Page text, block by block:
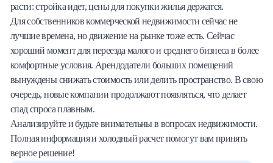
расти: стройка идет, цены для покупки жилья держатся.
Для собственников коммерческой недвижимости сейчас не
лучшие времена, но движение на рынке тоже есть. Сейчас
хороший момент для переезда малого и среднего бизнеса в более
комфортные условия. Арендодатели больших помещений
вынуждены снижать стоимость или делить пространство. В свою
очередь, новые компании продолжают появляться, что делает
спад спроса плавным.
Анализируйте и будьте внимательны в вопросах недвижимости.
Полная информация и холодный расчет помогут вам принять
верное решение!